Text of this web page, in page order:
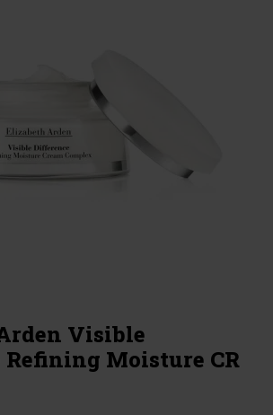
Visible
Moisture CR